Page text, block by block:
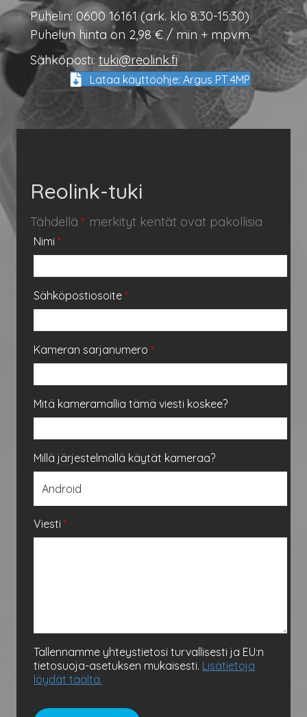
Puhelin: 0600 16161 (ark. klo 8:30-15:30)
Puhelun hinta on 2,98 € / min + mpvm.
Sähköposti: tuki@reolink.fi
Lataa käyttöohje: Argus PT 4MP
Reolink-tuki
Tähdellä * merkityt kentät ovat pakollisia
Nimi *
Sähköpostiosoite *
Kameran sarjanumero *
Mitä kameramallia tämä viesti koskee?
Millä järjestelmällä käytät kameraa?
Viesti *
Tallennamme yhteystietosi turvallisesti ja EU:n
tietosuoja-asetuksen mukaisesti. Lisätietoja
löydät täältä.